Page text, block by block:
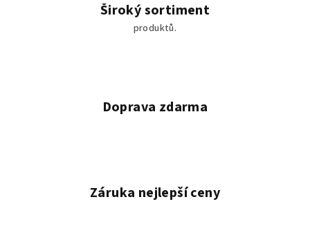
Široký sortiment
produktů.
Doprava zdarma
Záruka nejlepší ceny